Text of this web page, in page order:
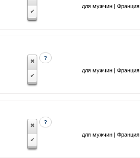
для мужчин | Франция
?
для мужчин | Франция
?
для мужчин | Франция